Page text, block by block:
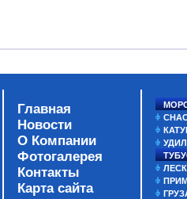
Главная
Новости
О Компании
Фотогалерея
Контакты
Карта сайта